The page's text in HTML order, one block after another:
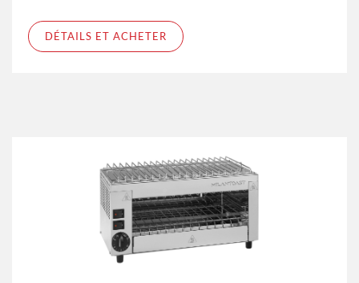
DÉTAILS ET ACHETER